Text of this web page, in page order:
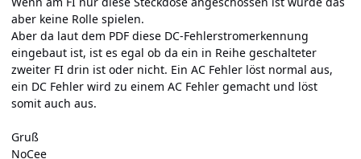
aber keine Rolle spielen.
Aber da laut dem PDF diese DC-Fehlerstromerkennung
eingebaut ist, ist es egal ob da ein in Reihe geschalteter
zweiter FI drin ist oder nicht. Ein AC Fehler löst normal aus,
ein DC Fehler wird zu einem AC Fehler gemacht und löst
somit auch aus.
Gruß
NoCee